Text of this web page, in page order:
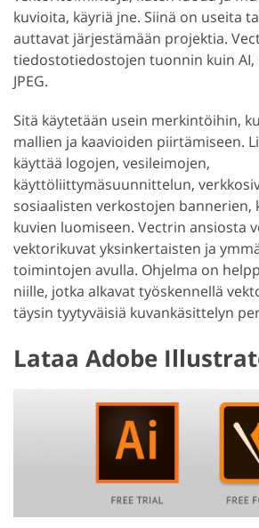
kuvioita, käyriä jne. Siinä on useita
auttavat järjestämään projektia.
tiedostotiedostojen tuonnin kuin AI,
JPEG.
Sitä käytetään usein merkintöihin,
mallien ja kaavioiden piirtämiseen.
käyttää logojen, vesileimojen,
käyttöliittymäsuunnittelun,
sosiaalisten verkostojen bannerien,
kuvien luomiseen. Vectrin ansiosta
vektorikuvat yksinkertaisten ja
toimintojen avulla. Ohjelma on
niille, jotka alkavat työskennellä
täysin tyytyväisiä kuvankäsittelyn
Lataa Adobe